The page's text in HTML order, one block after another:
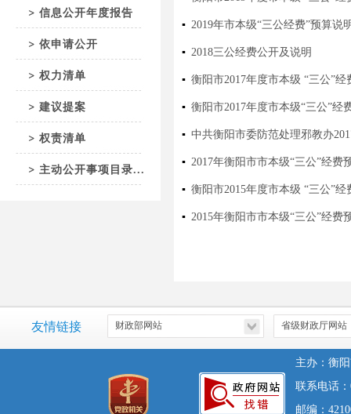
信息公开年度报告
依申请公开
权力清单
建议提案
权责清单
主动公开事项目录...
▪ 2019年市本级“三公经费”预算说
▪ 2018三公经费公开及说明
▪ 衡阳市2017年度市本级 “三公”经
▪ 衡阳市2017年度市本级“三公”经
▪ 中共衡阳市委防范处理邪教办
▪ 2017年衡阳市市本级“三公”经费
▪ 衡阳市2015年度市本级 “三公”经
▪ 2015年衡阳市市本级“三公”经费
友情链接
主办：衡
联系电话
邮编：